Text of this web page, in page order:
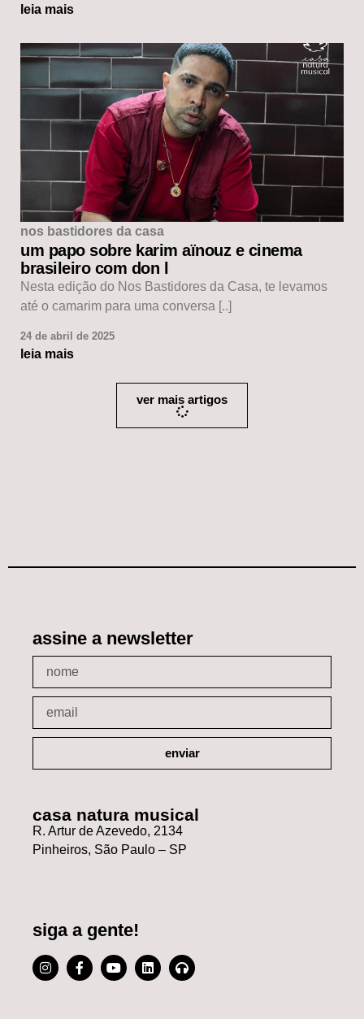
leia mais
nos bastidores da casa
um papo sobre karim aïnouz e cinema
brasileiro com don l
Nesta edição do Nos Bastidores da Casa, te levamos
até o camarim para uma conversa [..]
24 de abril de 2025
leia mais
ver mais artigos
assine a newsletter
enviar
casa natura musical
R. Artur de Azevedo, 2134
Pinheiros, São Paulo – SP
siga a gente!